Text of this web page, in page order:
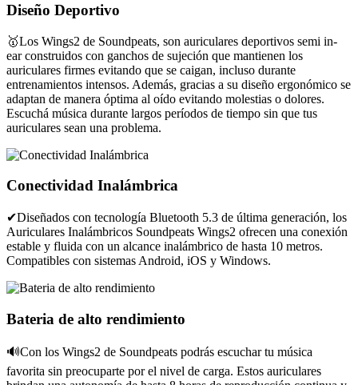
Diseño Deportivo
🥇Los Wings2 de Soundpeats, son auriculares deportivos semi in-
ear construidos con ganchos de sujeción que mantienen los
auriculares firmes evitando que se caigan, incluso durante
entrenamientos intensos. Además, gracias a su diseño ergonómico se
adaptan de manera óptima al oído evitando molestias o dolores.
Escuchá música durante largos períodos de tiempo sin que tus
auriculares sean una problema.
Conectividad Inalámbrica
✔Diseñados con tecnología Bluetooth 5.3 de última generación, los
Auriculares Inalámbricos Soundpeats Wings2 ofrecen una conexión
estable y fluida con un alcance inalámbrico de hasta 10 metros.
Compatibles con sistemas Android, iOS y Windows.
Bateria de alto rendimiento
🔊Con los Wings2 de Soundpeats podrás escuchar tu música
favorita sin preocuparte por el nivel de carga. Estos auriculares